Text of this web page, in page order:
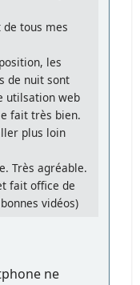
tous mes
les
de nuit sont
utilsation web
fait très bien.
plus loin
Très agréable.
fait office de
vidéos)
ne